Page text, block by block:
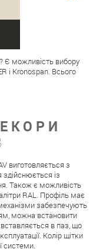
Є можливість вибору
і Kronospan. Всього
виготовляється з
із
Також є можливість
RAL. Профіль має
забезпечують
можна встановити
в паз, що
Колір щітки
системи.